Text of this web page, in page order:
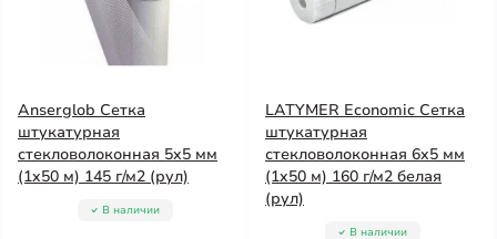
Anserglob Сетка
штукатурная
стекловолоконная 5x5 мм
(1x50 м) 145 г/м2 (рул)
В наличии
LATYMER Economic Сетка
штукатурная
стекловолоконная 6x5 мм
(1x50 м) 160 г/м2 белая
(рул)
В наличии